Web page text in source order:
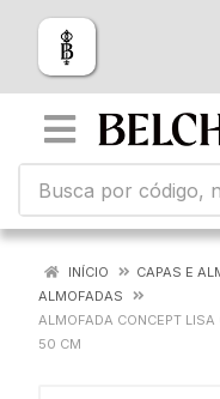
INÍCIO
CAPAS E
ALMOFADAS
ALMOFADA CONCEPT
50 CM